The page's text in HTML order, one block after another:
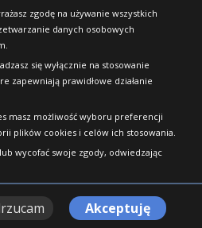
zgodę na używanie wszystkich
danych osobowych
się wyłącznie na stosowanie
zapewniają prawidłowe działanie
masz możliwość wyboru preferencji
plików cookies i celów ich stosowania.
wycofać swoje zgody, odwiedzając
Akceptuję
24opony.pl. Wszelkie
zastrzeżone.